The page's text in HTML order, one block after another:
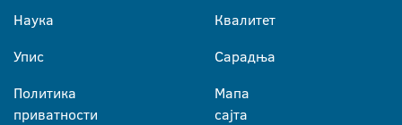
Наука
Упис
Политика
приватности
Квалитет
Сарадња
Мапа
сајта